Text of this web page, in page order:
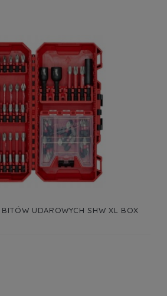
BITÓW UDAROWYCH SHW XL BOX